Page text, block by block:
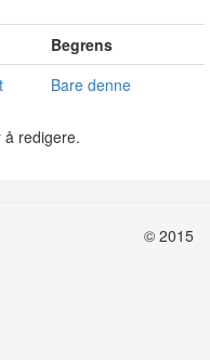
Begrens
Bare denne
å redigere.
© 2015